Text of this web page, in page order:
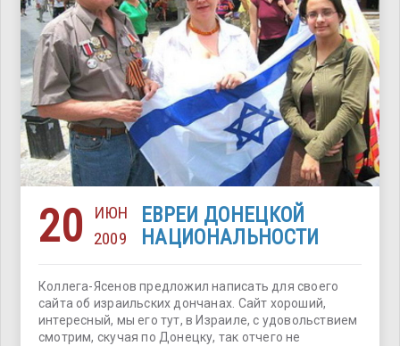
20
ИЮН
2009
ЕВРЕИ ДОНЕЦКОЙ
НАЦИОНАЛЬНОСТИ
Коллега-Ясенов предложил написать для своего
сайта об израильских дончанах. Сайт хороший,
интересный, мы его тут, в Израиле, с удовольствием
смотрим, скучая по Донецку, так отчего не